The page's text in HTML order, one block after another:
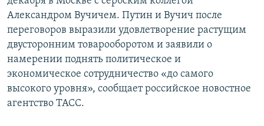
Александром Вучичем. Путин и Вучич после
переговоров выразили удовлетворение растущим
двусторонним товарооборотом и заявили о
намерении поднять политическое и
экономическое сотрудничество «до самого
высокого уровня», сообщает российское новостное
агентство ТАСС.